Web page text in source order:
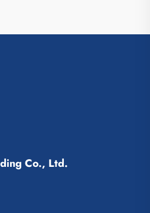
Co., Ltd.